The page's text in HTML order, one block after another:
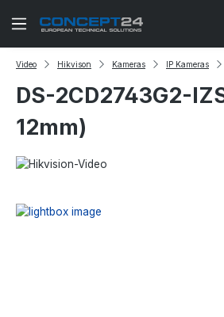
Zum Hauptinhalt springen
Video Hikvison Kameras IP Kameras
DS-2CD2743G2-
12mm)